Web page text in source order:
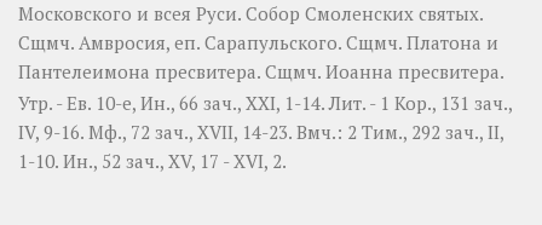
Московского и всея Руси. Собор Смоленских святых.
Сщмч. Амвросия, еп. Сарапульского. Сщмч. Платона и
Пантелеимона пресвитера. Сщмч. Иоанна пресвитера.
Утр. - Ев. 10-е, Ин., 66 зач., XXI, 1-14.Лит. - 1 Кор., 131 зач.,
IV, 9-16. Мф., 72 зач., XVII, 14-23. Вмч.: 2 Тим., 292 зач., II,
1-10. Ин., 52 зач., XV, 17 - XVI, 2.